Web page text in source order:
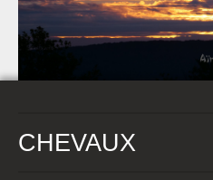
CHEVAUX